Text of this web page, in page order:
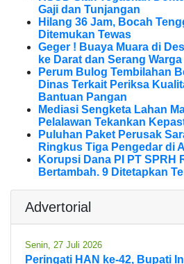
Gaji dan Tunjangan
Hilang 36 Jam, Bocah
Ditemukan Tewas
Geger ! Buaya Muara di
ke Darat dan Serang Warga
Perum Bulog Tembilahan
Dinas Terkait Periksa
Bantuan Pangan
Mediasi Sengketa Lahan
Pelalawan Tekankan
Puluhan Paket Perusak
Ringkus Tiga Pengedar di
Korupsi Dana PI PT SPRH
Bertambah. 9 Ditetapkan
Advertorial
Senin, 27 Juli 2026
Peringati HAN ke-42, Bupati